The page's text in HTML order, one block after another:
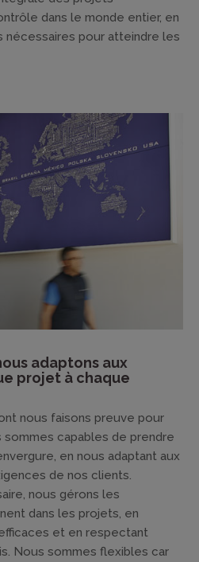
dans le monde entier, en
nécessaires pour atteindre les
adaptons aux
projet à chaque
nous faisons preuve pour
sommes capables de prendre
en nous adaptant aux
de nos clients.
nous gérons les
dans les projets, en
et en respectant
Nous sommes flexibles car